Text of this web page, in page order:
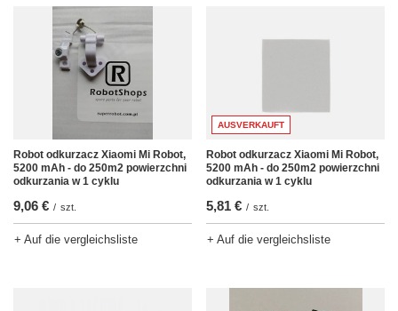
Robot odkurzacz Xiaomi Mi Robot,
5200 mAh - do 250m2 powierzchni
odkurzania w 1 cyklu
9,06 € / szt.
+ Auf die vergleichsliste
AUSVERKAUFT
Robot odkurzacz Xiaomi Mi Robot,
5200 mAh - do 250m2 powierzchni
odkurzania w 1 cyklu
5,81 € / szt.
+ Auf die vergleichsliste